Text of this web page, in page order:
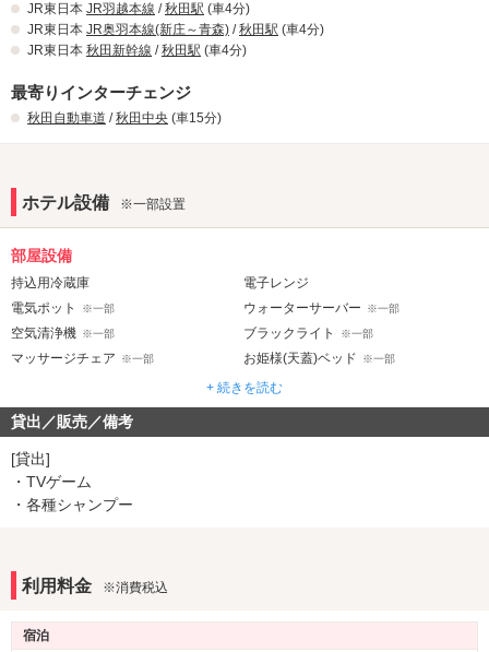
JR東日本 JR羽越本線 /秋田駅 (車4分)
JR東日本 JR奥羽本線(新庄～青森) /秋田駅 (車4分)
JR東日本 秋田新幹線 /秋田駅 (車4分)
最寄りインターチェンジ
秋田自動車道 /秋田中央 (車15分)
ホテル設備 ※一部設置
部屋設備
持込用冷蔵庫
電子レンジ
電気ポット
※一部 ウォーターサーバー ※一部
空気清浄機 ※一部 ブラックライト ※一部
マッサージチェア ※一部 お姫様(天蓋)ベッド ※一部
ジェット・バブルバス
マット ※一部 ウォシュレット
音響・映像・通信
カラオケ ※一部
TVゲーム
※一部
セレクトシャンプー
ヘアアイロン
コスプレ ※一部
+ 続きを読む
貸出／販売／備考
[貸出]
・TVゲーム
・各種シャンプー
利用料金 ※消費税込
宿泊